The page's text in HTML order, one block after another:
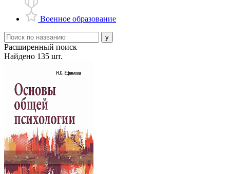
Военное образование
Расширенный поиск
Найдено 135 шт.